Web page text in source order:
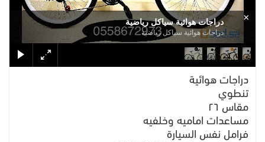
دراجات هوائية سياكل رياضية
دراجات هوائية سياكل رياضية
×
دراجات هوائية
تنطوي
مقاس ٢٦
مساعدات اماميه وخلفيه
فرامل نفس السيارة